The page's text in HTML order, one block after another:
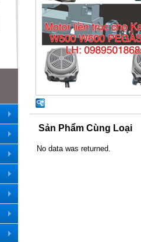
Sản Phẩm Cùng Loại
No data was returned.